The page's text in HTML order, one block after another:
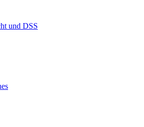
und DSS